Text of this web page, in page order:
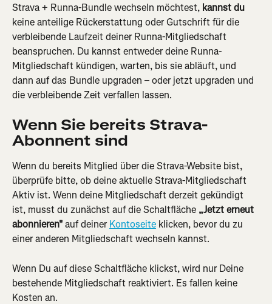
Strava + Runna-Bundle wechseln möchtest, kannst du
keine anteilige Rückerstattung oder Gutschrift für die
verbleibende Laufzeit deiner Runna-Mitgliedschaft
beanspruchen. Du kannst entweder deine Runna-
Mitgliedschaft kündigen, warten, bis sie abläuft, und
dann auf das Bundle upgraden – oder jetzt upgraden und
die verbleibende Zeit verfallen lassen.
Wenn Sie bereits Strava-
Abonnent sind
Wenn du bereits Mitglied über die Strava-Website bist,
überprüfe bitte, ob deine aktuelle Strava-Mitgliedschaft
Aktiv ist. Wenn deine Mitgliedschaft derzeit gekündigt
ist, musst du zunächst auf die Schaltfläche „Jetzt erneut
abonnieren" auf deiner Kontoseite klicken, bevor du zu
einer anderen Mitgliedschaft wechseln kannst.
Wenn Du auf diese Schaltfläche klickst, wird nur Deine
bestehende Mitgliedschaft reaktiviert. Es fallen keine
Kosten an.